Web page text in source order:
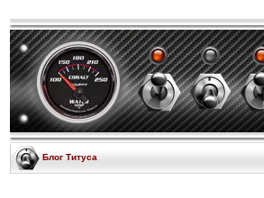
Блог Титуса